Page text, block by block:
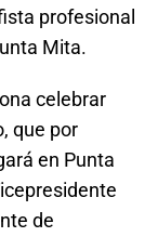
profesional
Mita.
celebrar
que por
en Punta
de